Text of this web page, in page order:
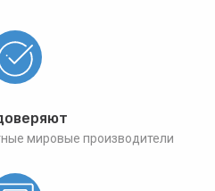
мировые производители